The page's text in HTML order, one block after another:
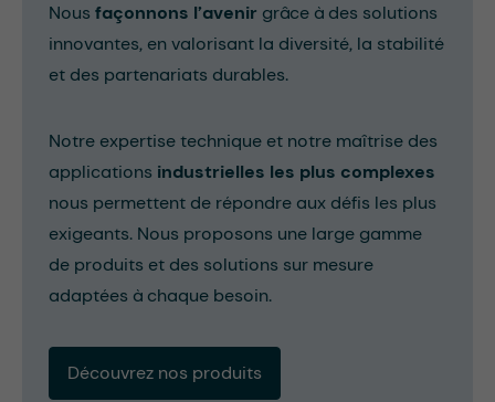
Nous façonnons l’avenir grâce à des solutions
innovantes, en valorisant la diversité, la stabilité
et des partenariats durables.
Notre expertise technique et notre maîtrise des
applications industrielles les plus complexes
nous permettent de répondre aux défis les plus
exigeants. Nous proposons une large gamme
de produits et des solutions sur mesure
adaptées à chaque besoin.
Découvrez nos produits